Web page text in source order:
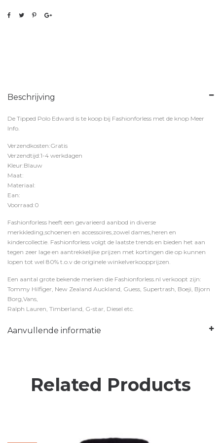
Beschrijving
De Tipped Polo Edward is te koop bij Fashionforless met de knop Meer
Info
Verzendkosten:Gratis
Verzendtijd:1-4 werkdagen
Kleur:Blauw
Maat:
Materiaal:
Ean:
Voorraad:0
Fashionforless heeft een gevarieerd aanbod in diverse
merkkleding,schoenen en accessoires,zowel dames,heren en
kindercollectie. Fashionforless volgt de laatste trends en bieden het aan
tegen zeer lage en aantrekkelijke prijzen met kortingen die op kunnen
lopen tot wel 80% t.o.v de originele winkelverkoopprijzen.
Een aantal grote bekende merken die Fashionforless.nl verkoopt zijn:
Tommy Hilfiger, New Zealand Auckland, Guess, Supertrash, Boeji, Bjorn
Borg,Vans,
Ralph Lauren, Timberland, G-star, Diesel etc.
Aanvullende informatie
Related Products